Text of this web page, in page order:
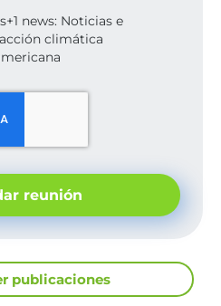
news: Noticias e
climática
reunión
publicaciones